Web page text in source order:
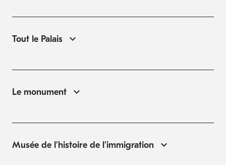
Tout le Palais
Le monument
Musée de l'histoire de l'immigration